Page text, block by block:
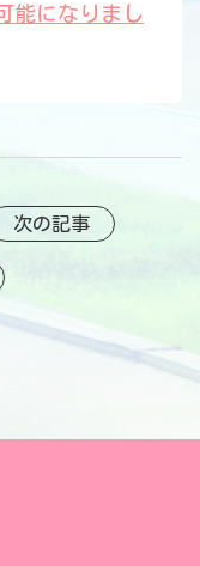
能になりまし
次の記事